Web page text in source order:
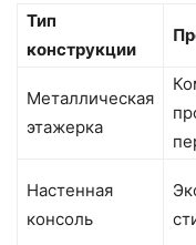
Тип
конструкции
Металлическая
этажерка
Настенная
консоль